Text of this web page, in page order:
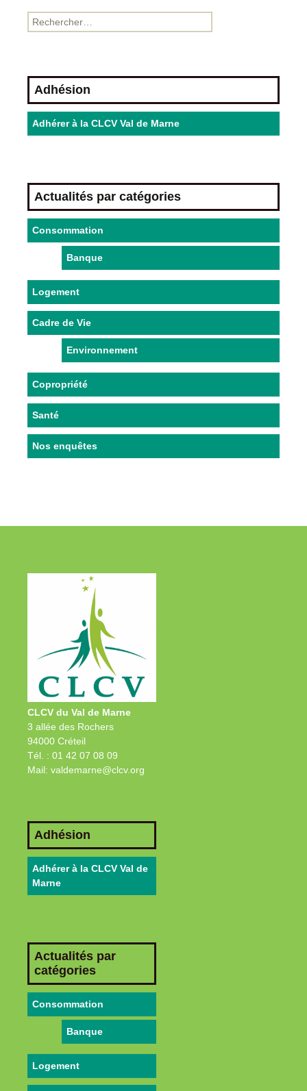
Adhésion
Adhérer à la CLCV Val de Marne
Actualités par catégories
Consommation
Banque
Logement
Cadre de Vie
Environnement
Copropriété
Santé
Nos enquêtes
CLCV du Val de Marne
3 allée des Rochers
94000 Créteil
Tél. : 01 42 07 08 09
Mail: valdemarne@clcv.org
Adhésion
Adhérer à la CLCV Val de
Marne
Actualités par
catégories
Consommation
Banque
Logement